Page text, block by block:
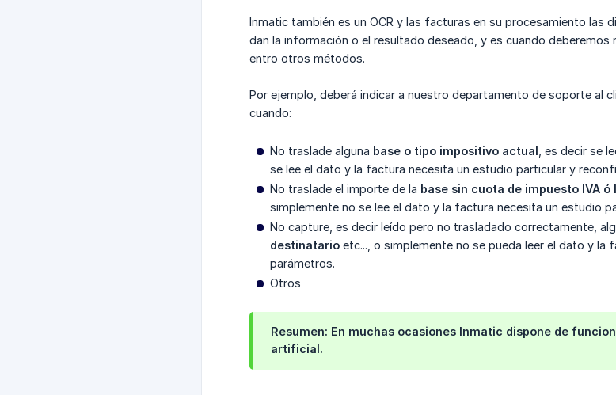
Inmatic también es un OCR y las facturas en su procesamiento
dan la información o el resultado deseado, y es cuando
entro otros métodos.
Por ejemplo, deberá indicar a nuestro departamento de soporte al
cuando:
No traslade alguna base o tipo impositivo actual , es decir se
se lee el dato y la factura necesita un estudio particular y
No traslade el importe de la base sin cuota de impuesto IVA ó
simplemente no se lee el dato y la factura necesita un estudio
No capture, es decir leído pero no trasladado correctamente,
destinatario etc..., o simplemente no se pueda leer el dato y
parámetros.
Otros
Resumen: En muchas ocasiones Inmatic dispone de
artificial.